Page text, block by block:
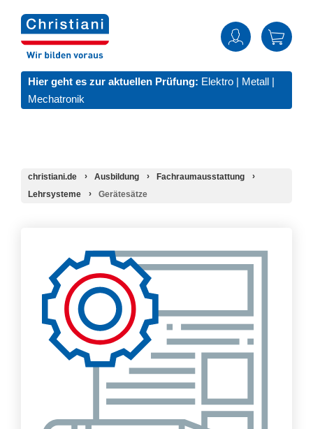
Hier geht es zur aktuellen Prüfung: Elektro | Metall |
Mechatronik
christiani.de Ausbildung
Fachraumausstattung
Lehrsysteme
Gerätesätze